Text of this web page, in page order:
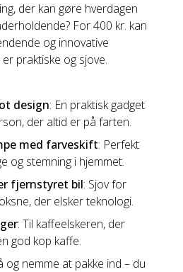
der kan gøre hverdagen
For 400 kr. kan
og innovative
praktiske og sjove.
design: En praktisk gadget
der altid er på farten.
med farveskift: Perfekt
og stemning i hjemmet.
fjernstyret bil: Sjov for
der elsker teknologi.
: Til kaffeelskeren, der
god kop kaffe.
nemme at pakke ind – du